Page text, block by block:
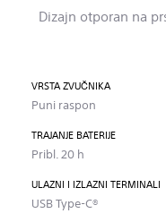
Dizajn otporan na
VRSTA ZVUČNIKA
Puni raspon
TRAJANJE BATERIJE
Pribl. 20 h
ULAZNI I IZLAZNI TERMINALI
USB Type-C®